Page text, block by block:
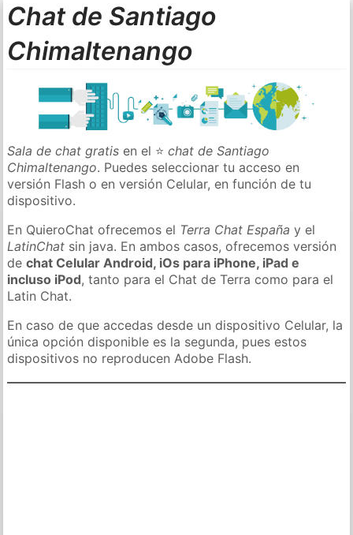
Chat de Santiago
Chimaltenango
Sala de chat gratis en el ⭐chat de Santiago
Chimaltenango. Puedes seleccionar tu acceso en
versión Flash o en versión Celular, en función de tu
dispositivo.
En QuieroChat ofrecemos el Terra Chat España y el
LatinChat sin java. En ambos casos, ofrecemos versión
dechat Celular Android, iOs para iPhone, iPad e
incluso iPod, tanto para el Chat de Terra como para el
Latin Chat.
En caso de que accedas desde un dispositivo Celular, la
única opción disponible es la segunda, pues estos
dispositivos no reproducen Adobe Flash.